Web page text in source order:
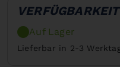
VERFÜGBARKEIT
Auf Lager
Lieferbar in 2-3